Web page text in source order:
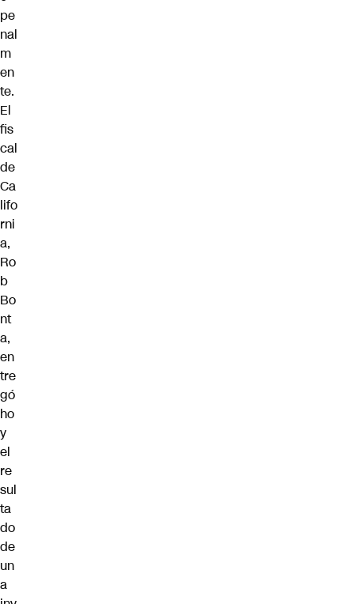
pe
nal
m
en
te.
El
fis
cal
de
Ca
lifo
rni
a,
Ro
b
Bo
nt
a,
en
tre
gó
ho
y
el
re
sul
ta
do
de
un
a